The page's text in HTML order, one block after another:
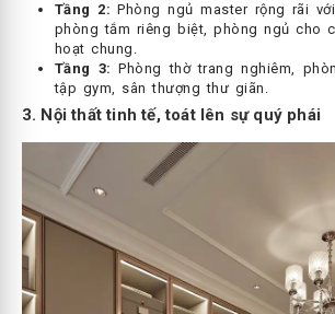
Tầng 2: Phòng ngủ master rộng rãi
phòng tắm riêng biệt, phòng ngủ cho
hoạt chung.
Tầng 3: Phòng thờ trang nghiêm,
tập gym, sân thượng thư giãn.
3. Nội thất tinh tế, toát lên sự quý phái